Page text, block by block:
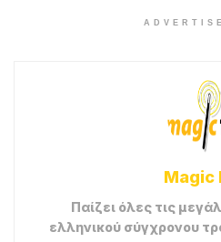
Magic
Παίζει όλες τις
ελληνικού σύγχρονου